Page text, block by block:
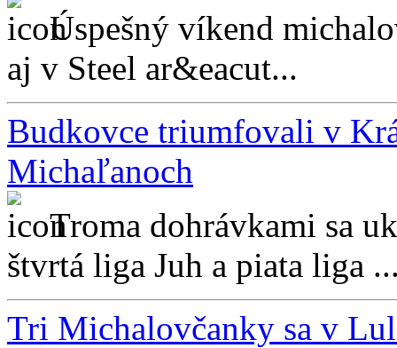
Úspešný víkend
aj v Steel ar&eacut...
Budkovce triumfovali v
Michaľanoch
Troma dohrávkami sa
štvrtá liga Juh a piata liga
Tri Michalovčanky sa v